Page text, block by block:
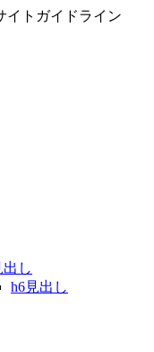
イトガイドライン
出し
h6見出し